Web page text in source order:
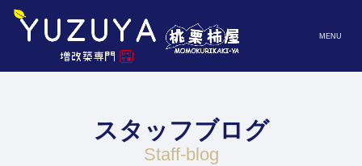
MENU
スタッフブログ
staff-blog